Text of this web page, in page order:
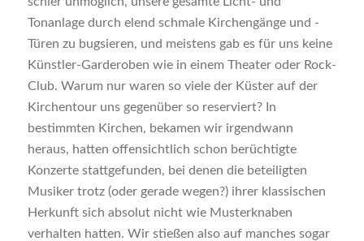
Tonanlage durch elend schmale Kirchengänge und -
Türen zu bugsieren, und meistens gab es für uns keine
Künstler-Garderoben wie in einem Theater oder Rock-
Club. Warum nur waren so viele der Küster auf der
Kirchentour uns gegenüber so reserviert? In
bestimmten Kirchen, bekamen wir irgendwann
heraus, hatten offensichtlich schon berüchtigte
Konzerte stattgefunden, bei denen die beteiligten
Musiker trotz (oder gerade wegen?) ihrer klassischen
Herkunft sich absolut nicht wie Musterknaben
verhalten hatten. Wir stießen also auf manches sogar